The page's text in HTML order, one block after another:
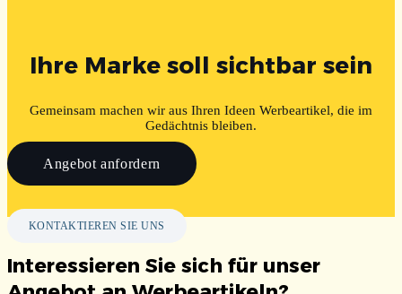
Ihre Marke soll sichtbar sein
Gemeinsam machen wir aus Ihren Ideen Werbeartikel, die im
Gedächtnis bleiben.
Angebot anfordern
KONTAKTIEREN SIE UNS
Interessieren Sie sich für unser